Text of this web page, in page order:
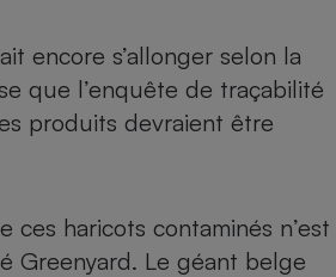
encore s’allonger selon la
que l’enquête de traçabilité
produits devraient être
ces haricots contaminés n’est
Greenyard. Le géant belge
Plaque de cuisson à
induction
Téléphone mobile -
Smartphone
Climatiseur -
Ventilateur